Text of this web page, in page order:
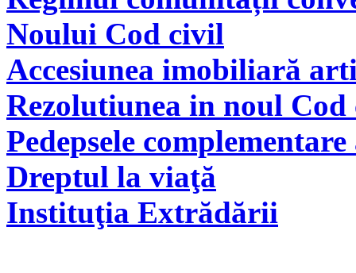
Noului Cod civil
Accesiunea imobiliară
Rezolutiunea in noul
Pedepsele
Dreptul la viaţă
Instituţia Extrădării